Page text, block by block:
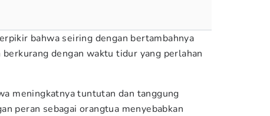
bahwa seiring dengan bertambahnya
dengan waktu tidur yang perlahan
meningkatnya tuntutan dan tanggung
peran sebagai orangtua menyebabkan